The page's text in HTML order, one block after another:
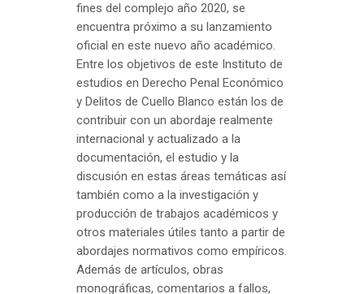
fines del complejo año 2020, se
encuentra próximo a su lanzamiento
oficial en este nuevo año académico.
Entre los objetivos de este Instituto de
estudios en Derecho Penal Económico
y Delitos de Cuello Blanco están los de
contribuir con un abordaje realmente
internacional y actualizado a la
documentación, el estudio y la
discusión en estas áreas temáticas así
también como a la investigación y
producción de trabajos académicos y
otros materiales útiles tanto a partir de
abordajes normativos como empíricos.
Además de artículos, obras
monográficas, comentarios a fallos,